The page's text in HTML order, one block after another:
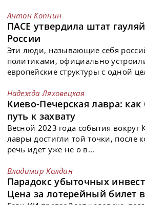
Антон Копнин
ПАСЕ утвердила штат
России
Эти люди, называющие себя
политиками, официально
европейские структуры с одной
Надежда Ляховецкая
Киево-Печерская лавра:
путь к захвату
Весной 2023 года события вокруг
лавры достигли той точки, после
речь идет уже не о в...
Владимир Колдин
Парадокс убыточных
Цена за лотерейный билет